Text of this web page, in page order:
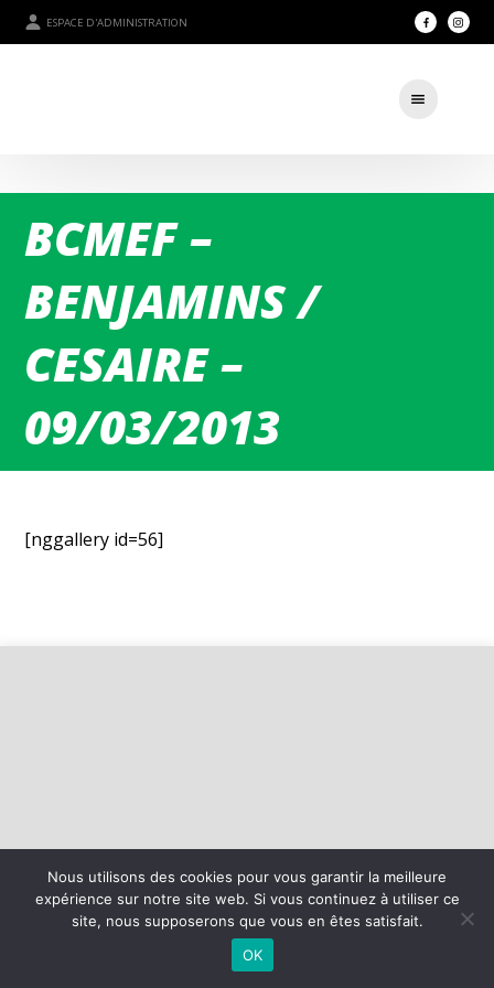
ESPACE D'ADMINISTRATION
BCMEF –
BENJAMINS /
CESAIRE –
09/03/2013
[nggallery id=56]
2026 - Basket Mesnil Franqueville Boos | Site internet réalisé par
MENTIONS LÉGALES
Nous utilisons des cookies pour vous garantir la meilleure
expérience sur notre site web. Si vous continuez à utiliser ce
site, nous supposerons que vous en êtes satisfait.
OK